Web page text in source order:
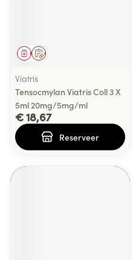
Op voorschrift
Geneesmiddel
Viatris
Tensocmylan Viatris Coll 3 X
5ml 20mg/5mg/ml
€ 18,67
Reserveer